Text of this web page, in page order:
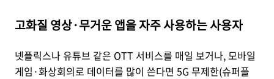
고화질 영상·무거운 앱을 자주 사용하는 사용자
넷플릭스나 유튜브 같은 OTT 서비스를 매일 보거나, 모바일
게임·화상회의로 데이터를 많이 쓴다면 5G 무제한(슈퍼플